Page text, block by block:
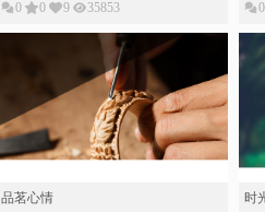
0
0 9 35853
0
品茗心情
时